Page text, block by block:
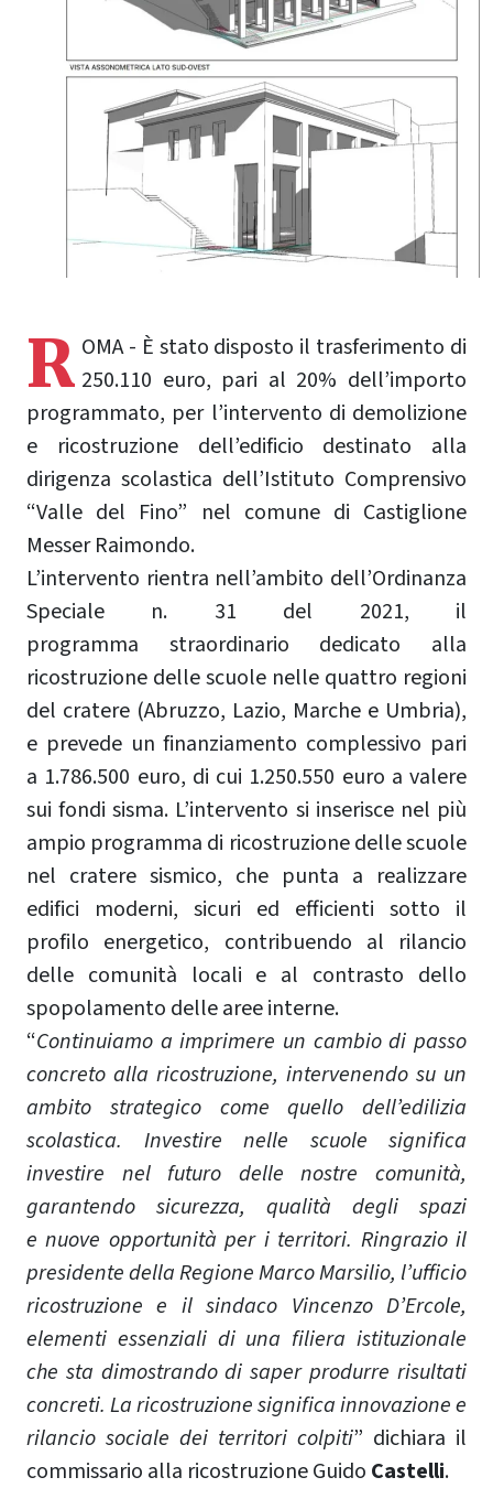
R OMA - È stato disposto il trasferimento di
250.110 euro, pari al 20% dell’importo
programmato, per l’intervento di demolizione
e ricostruzione dell’edificio destinato alla
dirigenza scolastica dell’Istituto Comprensivo
“Valle del Fino” nel comune di Castiglione
Messer Raimondo.
L’intervento rientra nell’ambito dell’Ordinanza
Speciale n. 31 del 2021, il
programma straordinario dedicato alla
ricostruzione delle scuole nelle quattro regioni
del cratere (Abruzzo, Lazio, Marche e Umbria),
e prevede un finanziamento complessivo pari
a 1.786.500 euro, di cui 1.250.550 euro a valere
sui fondi sisma. L’intervento si inserisce nel più
ampio programma di ricostruzione delle scuole
nel cratere sismico, che punta a realizzare
edifici moderni, sicuri ed efficienti sotto il
profilo energetico, contribuendo al rilancio
delle comunità locali e al contrasto dello
spopolamento delle aree interne.
“Continuiamo a imprimere un cambio di passo
concreto alla ricostruzione, intervenendo su un
ambito strategico come quello dell’edilizia
scolastica. Investire nelle scuole significa
investire nel futuro delle nostre comunità,
garantendo sicurezza, qualità degli spazi
e nuove opportunità per i territori. Ringrazio il
presidente della Regione Marco Marsilio, l’ufficio
ricostruzione e il sindaco Vincenzo D’Ercole,
elementi essenziali di una filiera istituzionale
che sta dimostrando di saper produrre risultati
concreti. La ricostruzione significa innovazione e
rilancio sociale dei territori colpiti” dichiara il
commissario alla ricostruzione Guido Castelli.